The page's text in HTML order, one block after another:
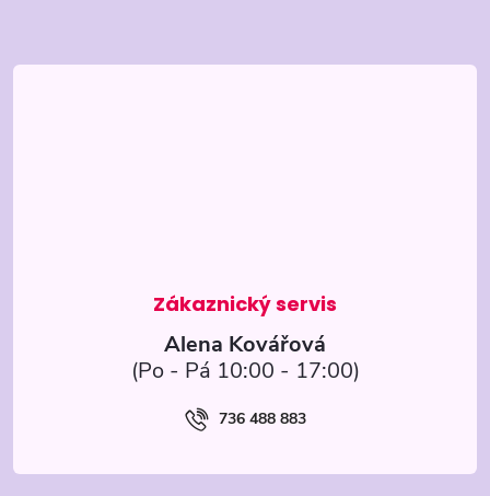
á
Alena Kovářová
736 488 883